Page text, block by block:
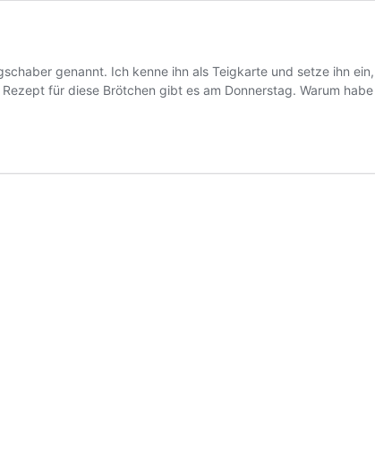
genannt. Ich kenne ihn als Teigkarte und setze ihn
für diese Brötchen gibt es am Donnerstag. Warum